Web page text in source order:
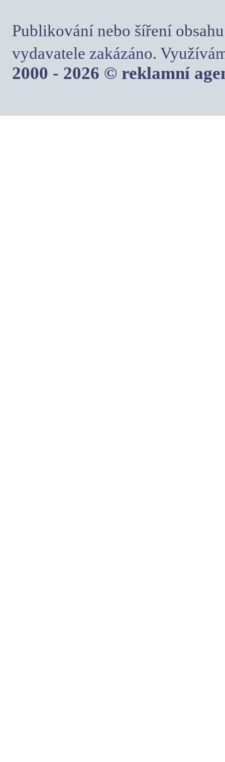
Publikování nebo šíření
vydavatele zakázáno.
2000 - 2026 © reklamní